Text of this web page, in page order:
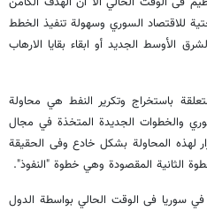
للاقتصاد السوري وسهولة تنفيذ الخطط
الأوسط الجديد أو ابقاء بقايا الارهاب
باستخراج وتكرير النفط هي محاولة
السوري والخطوات الجديدة المتخذة في مجال
المحاولة بشكل خادع وفى الحقيقة
الثانية المقصودة وهي خطوة "النفوذ".
في سوريا فى الوقت الحالي بواسطة الدول